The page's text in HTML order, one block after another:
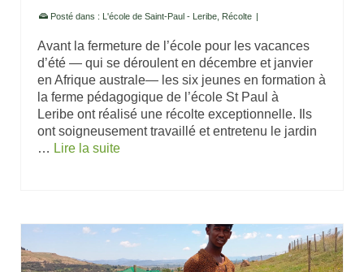
Posté dans : L'école de Saint-Paul - Leribe Récolte |
Avant la fermeture de l’école pour les vacances
d’été — qui se déroulent en décembre et janvier
en Afrique australe— les six jeunes en formation à
la ferme pédagogique de l’école St Paul à
Leribe ont réalisé une récolte exceptionnelle. Ils
ont soigneusement travaillé et entretenu le jardin
… Lire la suite